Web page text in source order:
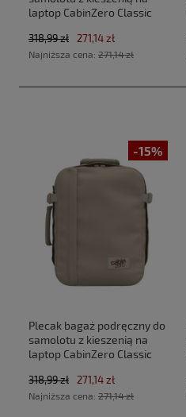
laptop CabinZero Classic
Black (40x30x20cm
Ryanair, Wizz Air)
318,99 zł 271,14 zł
Najniższa cena: 271,14 zł
-15%
Plecak bagaż podręczny do
samolotu z kieszenią na
laptop CabinZero Classic
(40x30x20cm Ryanair, Wizz
Air)
318,99 zł 271,14 zł
Najniższa cena: 271,14 zł